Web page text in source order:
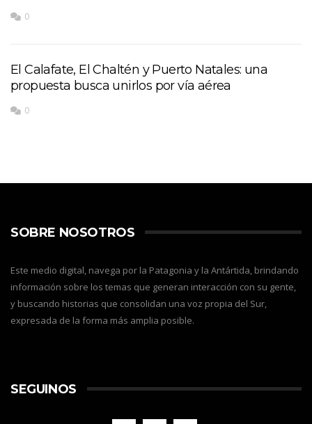
0
El Calafate, El Chaltén y Puerto Natales: una
propuesta busca unirlos por vía aérea
0
SOBRE NOSOTROS
Este medio digital, navega por la Patagonia y la Antártida, brindando
información sobre los temas que generan interacción con su gente,
y buscando historias que consolidan una voz propia del Sur,
expresada de la forma más amplia posible.
SEGUINOS